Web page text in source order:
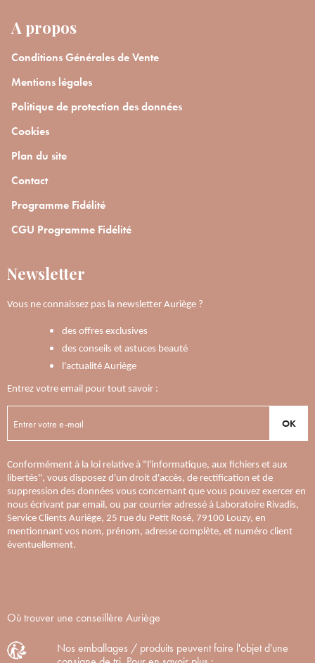
A propos
Conditions Générales de Vente
Mentions légales
Politique de protection des données
Cookies
Plan du site
Contact
Programme Fidélité
CGU Programme Fidélité
Newsletter
Vous ne connaissez pas la newsletter Auriège ?
des offres exclusives
des conseils et astuces beauté
l'actualité Auriège
Entrez votre email pour tout savoir :
OK
Conformément à la loi relative à "l'informatique, aux fichiers et aux
libertés", vous disposez d'un droit d'accès, de rectification et de
suppression des données vous concernant que vous pouvez exercer en
nous écrivant par email, ou par courrier adressé à Laboratoire Rivadis,
Service Clients Auriège, 25 rue du Petit Rosé, 79100 Louzy, en
mentionnant vos nom, prénom, adresse complète, et numéro client
éventuellement.
Où trouver une conseillère Auriège
Nos emballages / produits peuvent faire l'objet d'une